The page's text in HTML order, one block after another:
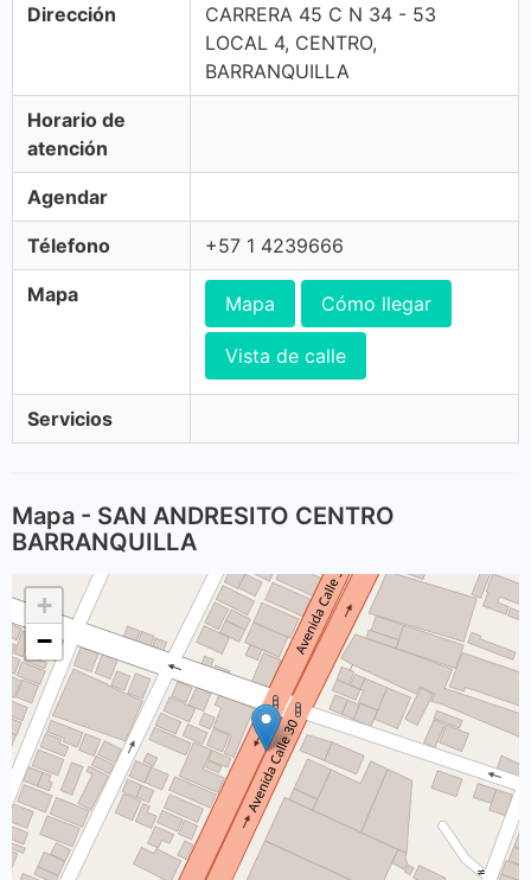
Dirección
CARRERA 45 C N 34 - 53
LOCAL 4, CENTRO,
BARRANQUILLA
Horario de
atención
Agendar
Télefono +57 1 4239666
Mapa Mapa Cómo llegar
Vista de calle
Servicios
Mapa - SAN ANDRESITO CENTRO
BARRANQUILLA
+
−